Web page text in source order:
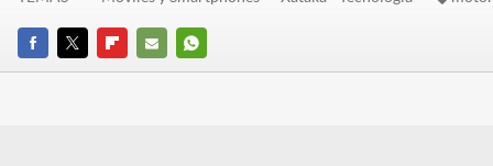
FACEBOOK
TWITTERFLIPBOARD
E-
WHATSAPP